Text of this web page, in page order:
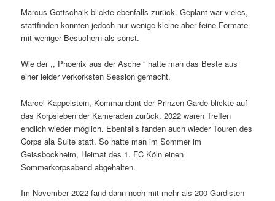
Marcus Gottschalk blickte ebenfalls zurück. Geplant war vieles,
stattfinden konnten jedoch nur wenige kleine aber feine Formate
mit weniger Besuchern als sonst.
Wie der ,, Phoenix aus der Asche “ hatte man das Beste aus
einer leider verkorksten Session gemacht.
Marcel Kappelstein, Kommandant der Prinzen-Garde blickte auf
das Korpsleben der Kameraden zurück. 2022 waren Treffen
endlich wieder möglich. Ebenfalls fanden auch wieder Touren des
Corps ala Suite statt. So hatte man im Sommer im
Geissbockheim, Heimat des 1. FC Köln einen
Sommerkorpsabend abgehalten.
Im November 2022 fand dann noch mit mehr als 200 Gardisten